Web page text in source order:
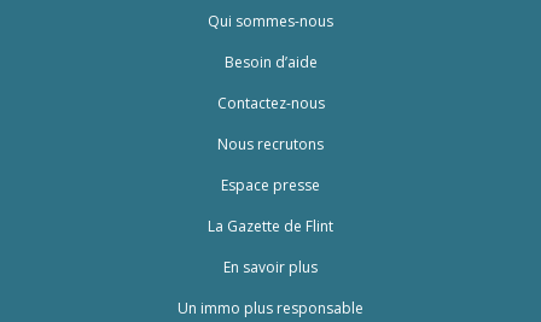
Qui sommes-nous
Besoin d’aide
Contactez-nous
Nous recrutons
Espace presse
La Gazette de Flint
En savoir plus
Un immo plus responsable